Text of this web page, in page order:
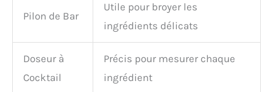
et restaurants et est un
produit déjà apprécié par
CADEAU PARFAITE - Notre
bartender kit est fourni
Pilon de Bar
Utile pour broyer les
ingrédients délicats
Doseur à
Cocktail
Précis pour mesurer chaque
ingrédient